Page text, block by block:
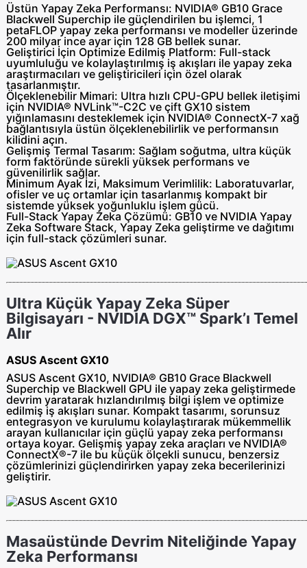
Üstün Yapay Zeka Performansı: NVIDIA® GB10 Grace
Blackwell Superchip ile güçlendirilen bu işlemci, 1
petaFLOP yapay zeka performansı ve modeller üzerinde
200 milyar ince ayar için 128 GB bellek sunar.
Geliştirici İçin Optimize Edilmiş Platform: Full-stack
uyumluluğu ve kolaylaştırılmış iş akışları ile yapay zeka
araştırmacıları ve geliştiricileri için özel olarak
tasarlanmıştır.
Ölçeklenebilir Mimari: Ultra hızlı CPU-GPU bellek iletişimi
için NVIDIA® NVLink™-C2C ve çift GX10 sistem
yığınlamasını desteklemek için NVIDIA® ConnectX-7 xağ
bağlantısıyla üstün ölçeklenebilirlik ve performansın
kilidini açın.
Gelişmiş Termal Tasarım: Sağlam soğutma, ultra küçük
form faktöründe sürekli yüksek performans ve
güvenilirlik sağlar.
Minimum Ayak İzi, Maksimum Verimlilik: Laboratuvarlar,
ofisler ve uç ortamlar için tasarlanmış kompakt bir
sistemde yüksek yoğunluklu işlem gücü.
Full-Stack Yapay Zeka Çözümü: GB10 ve NVIDIA Yapay
Zeka Software Stack, Yapay Zeka geliştirme ve dağıtımı
için full-stack çözümleri sunar.
Ultra Küçük Yapay Zeka Süper
Bilgisayarı - NVIDIA DGX™ Spark’ı Temel
Alır
ASUS Ascent GX10
ASUS Ascent GX10, NVIDIA® GB10 Grace Blackwell
Superchip ve Blackwell GPU ile yapay zeka geliştirmede
devrim yaratarak hızlandırılmış bilgi işlem ve optimize
edilmiş iş akışları sunar. Kompakt tasarımı, sorunsuz
entegrasyon ve kurulumu kolaylaştırarak mükemmellik
arayan kullanıcılar için güçlü yapay zeka performansı
ortaya koyar. Gelişmiş yapay zeka araçları ve NVIDIA®
ConnectX®-7 ile bu küçük ölçekli sunucu, benzersiz
çözümlerinizi güçlendirirken yapay zeka becerilerinizi
geliştirir.
Masaüstünde Devrim Niteliğinde Yapay
Zeka Performansı